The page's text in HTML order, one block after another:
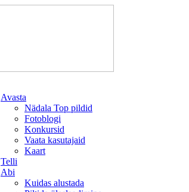
Avasta
Nädala Top pildid
Fotoblogi
Konkursid
Vaata kasutajaid
Kaart
Telli
Abi
Kuidas alustada